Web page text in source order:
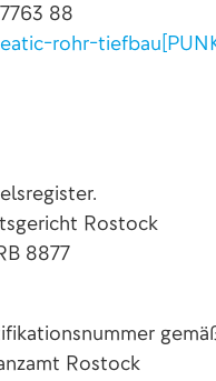
88
rohr-
Rostock
8877
Rostock